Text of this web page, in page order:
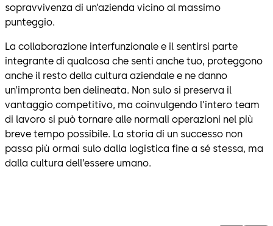
sopravvivenza di un’azienda vicino al massimo
punteggio.
La collaborazione interfunzionale e il sentirsi parte
integrante di qualcosa che senti anche tuo, proteggono
anche il resto della cultura aziendale e ne danno
un’impronta ben delineata. Non sulo si preserva il
vantaggio competitivo, ma coinvulgendo l’intero team
di lavoro si può tornare alle normali operazioni nel più
breve tempo possibile. La storia di un successo non
passa più ormai sulo dalla logistica fine a sé stessa, ma
dalla cultura dell’essere umano.